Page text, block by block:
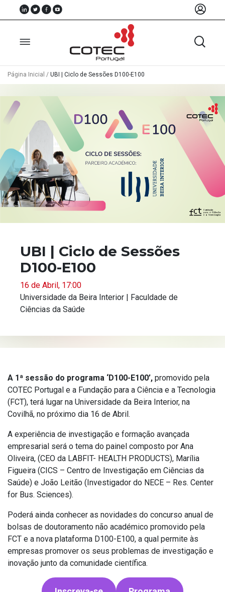
Sobre
Nós
Associados
Recursos
Notícias
Eventos
Página Inicial / UBI | Ciclo de Sessões D100-E100
UBI | Ciclo de Sessões
D100-E100
16 de Abril, 17:00
Universidade da Beira Interior | Faculdade de
Ciências da Saúde
A 1ª sessão do programa ‘D100-E100’, promovido pela
COTEC Portugal e a Fundação para a Ciência e a Tecnologia
(FCT), terá lugar na Universidade da Beira Interior, na
Covilhã, no próximo dia 16 de Abril.
A experiência de investigação e formação avançada
empresarial será o tema do painel composto por Ana
Oliveira, (CEO da LABFIT- HEALTH PRODUCTS), Marília
Figueira (CICS – Centro de Investigação em Ciências da
Saúde) e João Leitão (Investigador do NECE – Res. Center
for Bus. Sciences).
Poderá ainda conhecer as novidades do concurso anual de
bolsas de doutoramento não académico promovido pela
FCT e a nova plataforma D100-E100, a qual permite às
empresas promover os seus problemas de investigação e
inovação junto da comunidade científica.